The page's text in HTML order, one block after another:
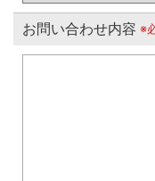
お問い合わせ内容 ※